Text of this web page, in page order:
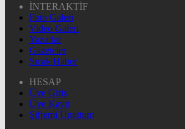
İNTERAKTİF
Foto Galeri
Video Galeri
Yazarlar
Gazeteler
Sıcak Haber
HESAP
Üye Giriş
Üye Kayıt
Şifremi Unuttum